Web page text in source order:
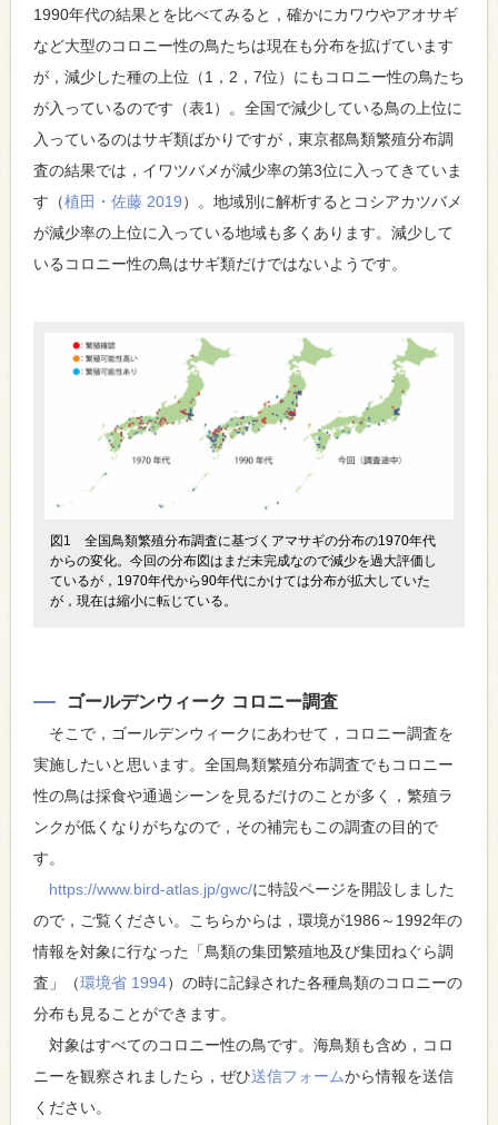
1990年代の結果とを比べてみると，確かにカワウやアオサギ
など大型のコロニー性の鳥たちは現在も分布を拡げています
が，減少した種の上位（1，2，7位）にもコロニー性の鳥たち
が入っているのです（表1）。全国で減少している鳥の上位に
入っているのはサギ類ばかりですが，東京都鳥類繁殖分布調
査の結果では，イワツバメが減少率の第3位に入ってきていま
す（植田・佐藤 2019）。地域別に解析するとコシアカツバメ
が減少率の上位に入っている地域も多くあります。減少して
いるコロニー性の鳥はサギ類だけではないようです。
図1 全国鳥類繁殖分布調査に基づくアマサギの分布の1970年代
からの変化。今回の分布図はまだ未完成なので減少を過大評価し
ているが，1970年代から90年代にかけては分布が拡大していた
が，現在は縮小に転じている。
ゴールデンウィーク コロニー調査
そこで，ゴールデンウィークにあわせて，コロニー調査を
実施したいと思います。全国鳥類繁殖分布調査でもコロニー
性の鳥は採食や通過シーンを見るだけのことが多く，繁殖ラ
ンクが低くなりがちなので，その補完もこの調査の目的で
す。
https://www.bird-atlas.jp/gwc/に特設ページを開設しました
ので，ご覧ください。こちらからは，環境が1986～1992年の
情報を対象に行なった「鳥類の集団繁殖地及び集団ねぐら調
査」（環境省 1994）の時に記録された各種鳥類のコロニーの
分布も見ることができます。
対象はすべてのコロニー性の鳥です。海鳥類も含め，コロ
ニーを観察されましたら，ぜひ送信フォームから情報を送信
ください。